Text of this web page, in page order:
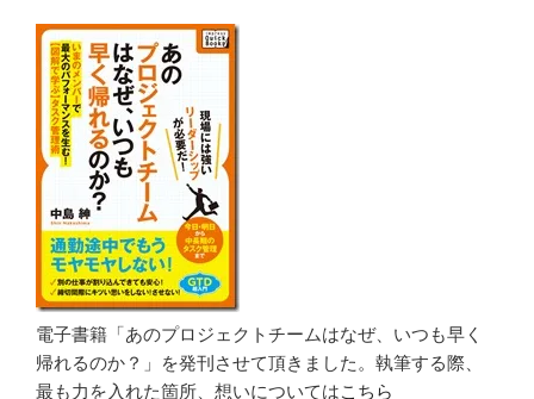
電子書籍「あのプロジェクトチームはなぜ、いつも早く
帰れるのか？」を発刊させて頂きました。執筆する際、
最も力を入れた箇所、想いについてはこちら